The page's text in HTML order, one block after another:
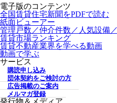
電子版のコンテンツ
全国賃貸住宅新聞をPDFで読む
紙面ビューアー
管理戸数／仲介件数／人気設備
賃貸市場ランキング
賃貸不動産業界を学べる動画
動画で学ぶ
サービス
購読申し込み
団体契約をご検討の方
広告掲載のご案内
メルマガ登録
発行物＆メディア